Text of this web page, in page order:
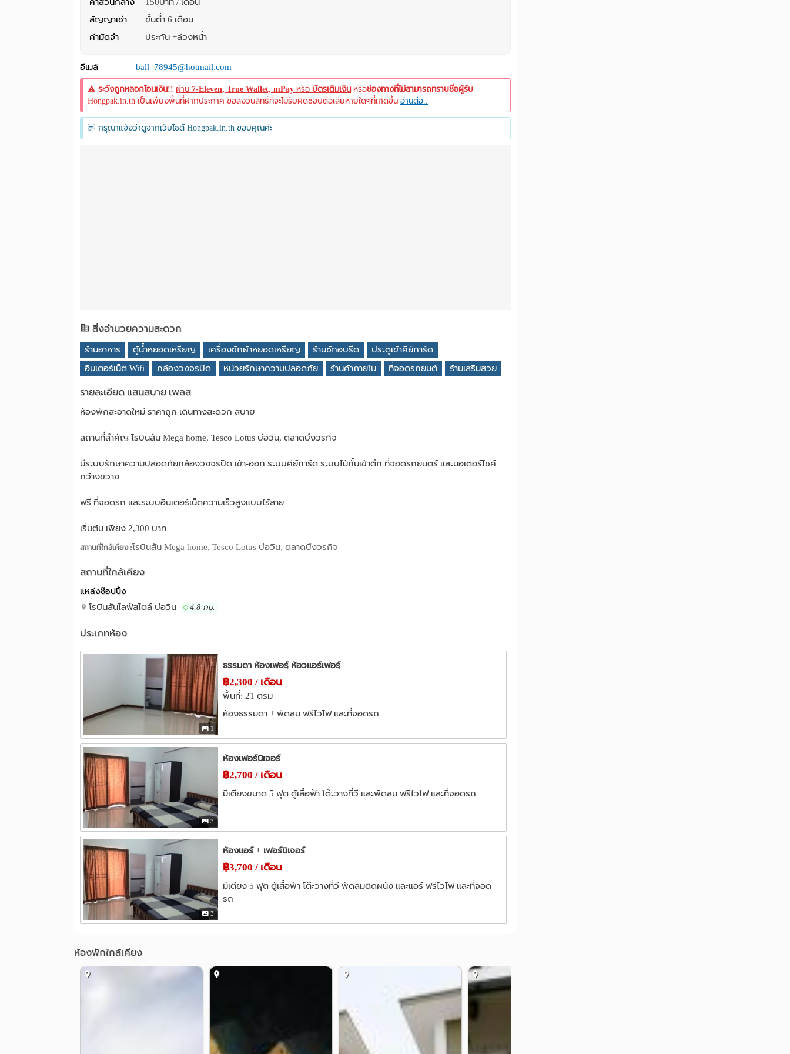
สัญญาเช่า
ขั้นต่ำ 6 เดือน
ค่ามัดจำ
ประกัน +ล่วงหน้่า
อีเมล์ ball_78945@hotmail.com
ระวังถูกหลอกโอนเงิน!! ผ่าน 7-Eleven, True Wallet, mPay หรือ บัตรเติมเงินหรือช่องทางที่ไม่สามารถทราบชื่อผู้รับ
Hongpak.in.th เป็นเพียงพื้นที่ฝากประกาศ ขอสงวนสิทธิ์ที่จะไม่รับผิดชอบต่อเสียหายใดๆที่เกิดขึ้น อ่านต่อ..
กรุณาแจ้งว่าดูจากเว็บไซต์ Hongpak.in.th ขอบคุณค่ะ
สิ่งอำนวยความสะดวก
ร้านอาหาร ตู้น้ำหยอดเหรียญ เครื่องซักผ้าหยอดเหรียญ ร้านซักอบรีด
ประตูเข้าคีย์การ์ด
อินเตอร์เน็ต Wifi
กล้องวงจรปิด หน่วยรักษาความปลอดภัย ร้านค้าภายใน ที่จอดรถยนต์ ร้านเสริมสวย
รายละเอียด แสนสบาย เพลส
ห้องพักสะอาดใหม่ ราคาถูก เดินทางสะดวก สบาย
สถานที่สำคัญ โรบินสัน Mega home, Tesco Lotus บ่อวิน, ตลาดบึงวรกิจ
มีระบบรักษาความปลอดภัยกล้องวงจรปิด เข้า-ออก ระบบคีย์การ์ด ระบบไม้กั้นเข้าตึก ที่จอดรถยนตร์ และมอเตอร์ไซค์
กว้างขวาง
ฟรี ที่จอดรถ และระบบอินเตอร์เน็ตความเร็วสูงแบบไร้สาย
เริ่มต้น เพียง 2,300 บาท
สถานที่ใกล้เคียง :โรบินสัน Mega home, Tesco Lotus บ่อวิน, ตลาดบึงวรกิจ
สถานที่ใกล้เคียง
แหล่งช๊อปปิ้ง
โรบินสันไลฟ์สไตล์ บ่อวิน 4.8 กม.
ประเภทห้อง
1
ธรรมดา ห้องเฟอรฺ์ ห้อวแอร์เฟอรฺ์
฿2,300 / เดือน
พื้นที่: 21 ตรม
ห้องธรรมดา + พัดลม ฟรีไวไฟ และที่จอดรถ
3
ห้องเฟอร์นิเจอร์
฿2,700 / เดือน
มีเตียงขนาด 5 ฟุต ตู้เสื้อฟ้า โต๊ะวางที่วี และพัดลม ฟรีไวไฟ และที่จอดรถ
3
ห้องแอร์ + เฟอร์นิเจอร์
฿3,700 / เดือน
มีเตียง 5 ฟุต ตู้เสื้อพ้า โต๊ะวางที่วี พัดลมติดผนัง และแอร์ ฟรีไวไฟ และที่จอด
รถ
ห้องพักใกล้เคียง